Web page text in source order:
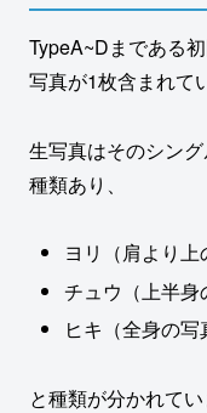
TypeA~Dまである
写真が1枚含まれて
生写真はそのシン
種類あり、
ヨリ（肩より上
チュウ（上半身
ヒキ（全身の写
と種類が分かれて